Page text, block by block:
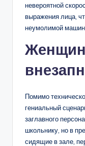
невероятной
выражения лица,
неумолимой
Помимо
гениальный
заглавного
школьнику, но в
сидящие в зале,